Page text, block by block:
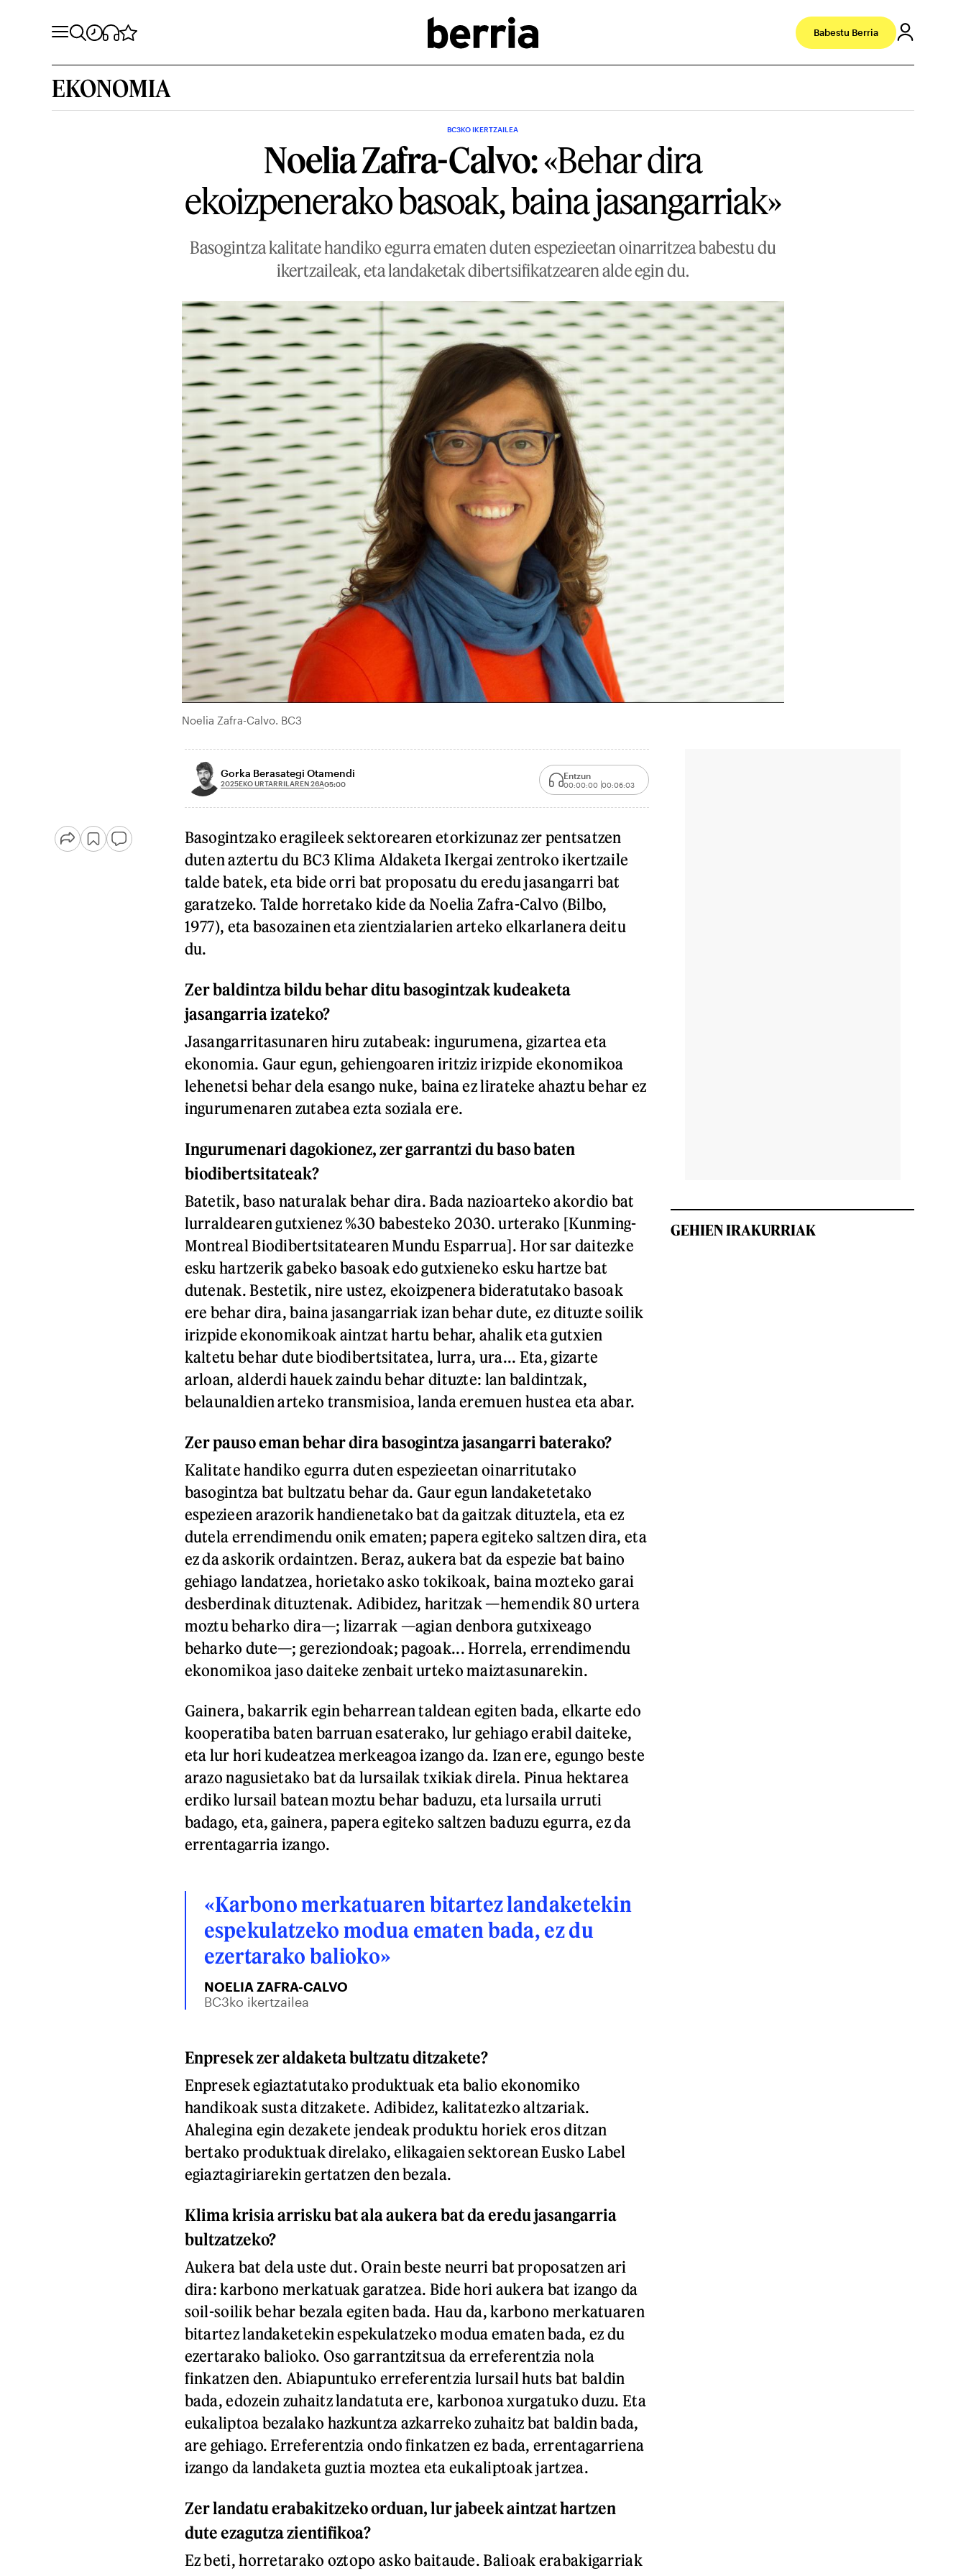
Babestu Berria
EKONOMIA
BC3KO IKERTZAILEA
Noelia Zafra-Calvo:«Behar dira
ekoizpenerako basoak, baina jasangarriak»
Basogintza kalitate handiko egurra ematen duten espezieetan oinarritzea babestu du
ikertzaileak, eta landaketak dibertsifikatzearen alde egin du.
Noelia Zafra-Calvo. BC3
Gorka Berasategi Otamendi
2025EKO URTARRILAREN 26A05:00
Entzun
00:00:00 00:06:03
Basogintzako eragileek sektorearen etorkizunaz zer pentsatzen
duten aztertu du BC3 Klima Aldaketa Ikergai zentroko ikertzaile
talde batek, eta bide orri bat proposatu du eredu jasangarri bat
garatzeko. Talde horretako kide da Noelia Zafra-Calvo (Bilbo,
1977), eta basozainen eta zientzialarien arteko elkarlanera deitu
du.
Zer baldintza bildu behar ditu basogintzak kudeaketa
jasangarria izateko?
Jasangarritasunaren hiru zutabeak: ingurumena, gizartea eta
ekonomia. Gaur egun, gehiengoaren iritziz irizpide ekonomikoa
lehenetsi behar dela esango nuke, baina ez lirateke ahaztu behar ez
ingurumenaren zutabea ezta soziala ere.
Ingurumenari dagokionez, zer garrantzi du baso baten
biodibertsitateak?
Batetik, baso naturalak behar dira. Bada nazioarteko akordio bat
lurraldearen gutxienez %30 babesteko 2030. urterako [Kunming-
Montreal Biodibertsitatearen Mundu Esparrua]. Hor sar daitezke
esku hartzerik gabeko basoak edo gutxieneko esku hartze bat
dutenak. Bestetik, nire ustez, ekoizpenera bideratutako basoak
ere behar dira, baina jasangarriak izan behar dute, ez dituzte soilik
irizpide ekonomikoak aintzat hartu behar, ahalik eta gutxien
kaltetu behar dute biodibertsitatea, lurra, ura... Eta, gizarte
arloan, alderdi hauek zaindu behar dituzte: lan baldintzak,
belaunaldien arteko transmisioa, landa eremuen hustea eta abar.
Zer pauso eman behar dira basogintza jasangarri baterako?
Kalitate handiko egurra duten espezieetan oinarritutako
basogintza bat bultzatu behar da. Gaur egun landaketetako
espezieen arazorik handienetako bat da gaitzak dituztela, eta ez
dutela errendimendu onik ematen; papera egiteko saltzen dira, eta
ez da askorik ordaintzen. Beraz, aukera bat da espezie bat baino
gehiago landatzea, horietako asko tokikoak, baina mozteko garai
desberdinak dituztenak. Adibidez, haritzak —hemendik 80 urtera
moztu beharko dira—; lizarrak —agian denbora gutxixeago
beharko dute—; gereziondoak; pagoak... Horrela, errendimendu
ekonomikoa jaso daiteke zenbait urteko maiztasunarekin.
Gainera, bakarrik egin beharrean taldean egiten bada, elkarte edo
kooperatiba baten barruan esaterako, lur gehiago erabil daiteke,
eta lur hori kudeatzea merkeagoa izango da. Izan ere, egungo beste
arazo nagusietako bat da lursailak txikiak direla. Pinua hektarea
erdiko lursail batean moztu behar baduzu, eta lursaila urruti
badago, eta, gainera, papera egiteko saltzen baduzu egurra, ez da
errentagarria izango.
«Karbono merkatuaren bitartez landaketekin
espekulatzeko modua ematen bada, ez du
ezertarako balioko»
NOELIA ZAFRA-CALVO
BC3ko ikertzailea
Enpresek zer aldaketa bultzatu ditzakete?
Enpresek egiaztatutako produktuak eta balio ekonomiko
handikoak susta ditzakete. Adibidez, kalitatezko altzariak.
Ahalegina egin dezakete jendeak produktu horiek eros ditzan
bertako produktuak direlako, elikagaien sektorean Eusko Label
egiaztagiriarekin gertatzen den bezala.
Klima krisia arrisku bat ala aukera bat da eredu jasangarria
bultzatzeko?
Aukera bat dela uste dut. Orain beste neurri bat proposatzen ari
dira: karbono merkatuak garatzea. Bide hori aukera bat izango da
soil-soilik behar bezala egiten bada. Hau da, karbono merkatuaren
bitartez landaketekin espekulatzeko modua ematen bada, ez du
ezertarako balioko. Oso garrantzitsua da erreferentzia nola
finkatzen den. Abiapuntuko erreferentzia lursail huts bat baldin
bada, edozein zuhaitz landatuta ere, karbonoa xurgatuko duzu. Eta
eukaliptoa bezalako hazkuntza azkarreko zuhaitz bat baldin bada,
are gehiago. Erreferentzia ondo finkatzen ez bada, errentagarriena
izango da landaketa guztia moztea eta eukaliptoak jartzea.
Zer landatu erabakitzeko orduan, lur jabeek aintzat hartzen
dute ezagutza zientifikoa?
Ez beti, horretarako oztopo asko baitaude. Balioak erabakigarriak
GEHIEN IRAKURRIAK